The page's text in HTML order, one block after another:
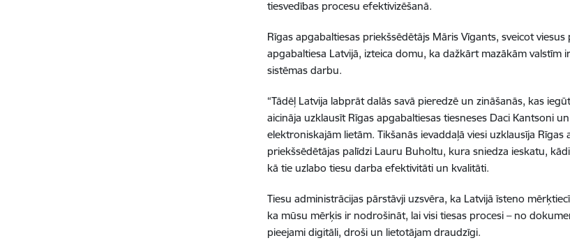
tiesvedības procesu efektivizēšanā.
Rīgas apgabaltiesas priekšsēdētājs Māris Vīgants, sveicot
apgabaltiesa Latvijā, izteica domu, ka dažkārt mazākām
sistēmas darbu.
“Tādēļ Latvija labprāt dalās savā pieredzē un zināšanās, kas
aicināja uzklausīt Rīgas apgabaltiesas tiesneses Daci Kantsoni
elektroniskajām lietām. Tikšanās ievaddaļā viesi uzklausīja Rīgas
priekšsēdētājas palīdzi Lauru Buholtu, kura sniedza ieskatu,
kā tie uzlabo tiesu darba efektivitāti un kvalitāti.
Tiesu administrācijas pārstāvji uzsvēra, ka Latvijā īsteno
ka mūsu mērķis ir nodrošināt, lai visi tiesas procesi – no
pieejami digitāli, droši un lietotājam draudzīgi.